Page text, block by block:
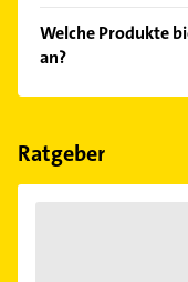
Einrichtung,
Welche Produkte
an?
Das Angebot
Mietimmobilien
Ratgeber